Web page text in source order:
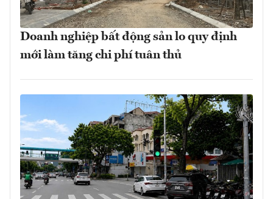
Doanh nghiệp bất động sản lo quy định
mới làm tăng chi phí tuân thủ